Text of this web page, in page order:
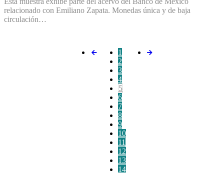
relacionado con Emiliano Zapata. Monedas única y de baja
circulación…
1
2
3
4
5
6
7
8
9
10
11
12
13
14